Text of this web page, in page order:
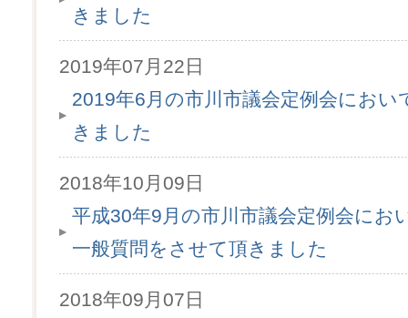
きました
2019年07月22日
2019年6月の市川市議会定例会におい
きました
2018年10月09日
平成30年9月の市川市議会定例会にお
一般質問をさせて頂きました
2018年09月07日